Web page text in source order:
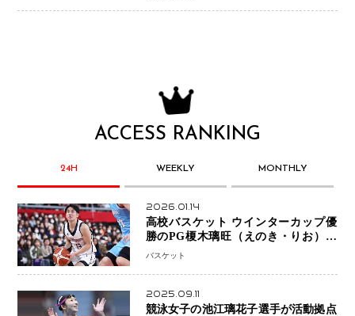
ACCESS RANKING
24H WEEKLY MONTHLY
2026.01.14
高校バスケット ウインターカップ優
勝のPG榎木璃旺（えのき・りお）が
プロの現場へ―。
バスケット
2025.09.11
競泳女子の池江璃花子選手が活動拠点